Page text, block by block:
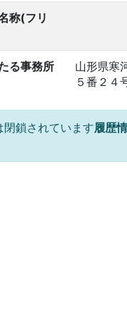
称(フリ
る事務所
山形県寒
５番２４
閉鎖されています履歴